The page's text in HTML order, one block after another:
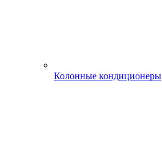
Колонные кондиционеры